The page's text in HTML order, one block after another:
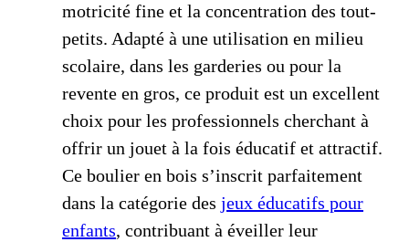
motricité fine et la concentration des tout-
petits. Adapté à une utilisation en milieu
scolaire, dans les garderies ou pour la
revente en gros, ce produit est un excellent
choix pour les professionnels cherchant à
offrir un jouet à la fois éducatif et attractif.
Ce boulier en bois s’inscrit parfaitement
dans la catégorie des jeux éducatifs pour
enfants, contribuant à éveiller leur